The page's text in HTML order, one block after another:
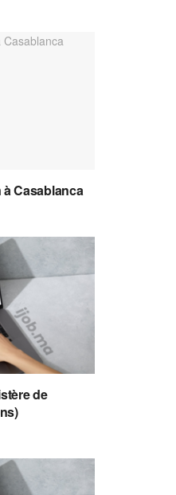
Casablanca
de